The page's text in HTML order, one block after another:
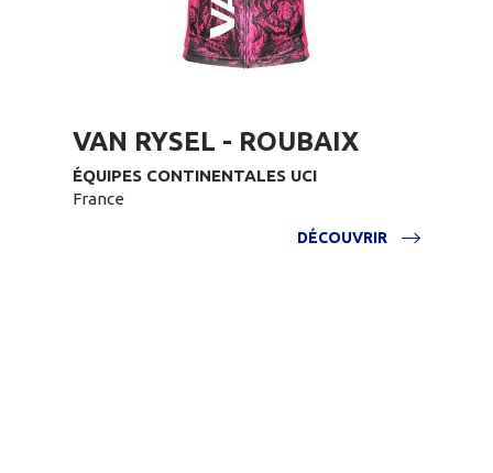
VAN RYSEL - ROUBAIX
ÉQUIPES CONTINENTALES UCI
France
DÉCOUVRIR